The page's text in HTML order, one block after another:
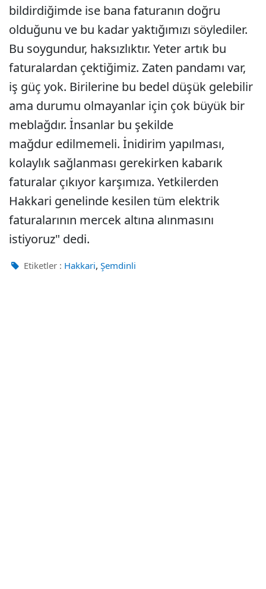
bildirdiğimde ise bana faturanın doğru
olduğunu ve bu kadar yaktığımızı söylediler.
Bu soygundur, haksızlıktır. Yeter artık bu
faturalardan çektiğimiz. Zaten pandamı var,
iş güç yok. Birilerine bu bedel düşük gelebilir
ama durumu olmayanlar için çok büyük bir
meblağdır. İnsanlar bu şekilde
mağdur edilmemeli. İnidirim yapılması,
kolaylık sağlanması gerekirken kabarık
faturalar çıkıyor karşımıza. Yetkilerden
Hakkari genelinde kesilen tüm elektrik
faturalarının mercek altına alınmasını
istiyoruz" dedi.
Etiketler : Hakkari, Şemdinli